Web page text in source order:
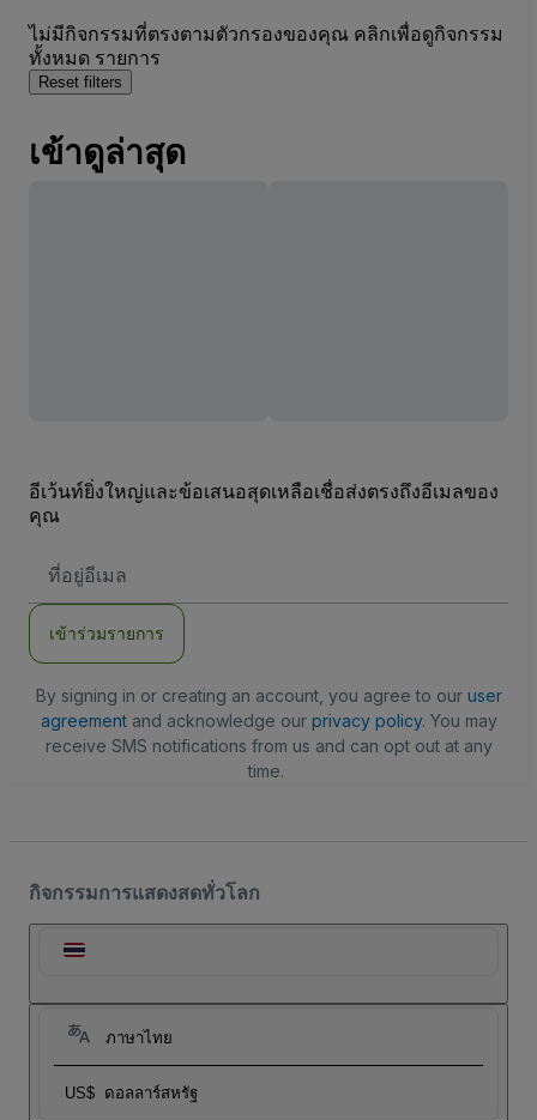
ไม่มีกิจกรรมที่ตรงตามตัวกรองของคุณ คลิกเพื่อดูกิจกรรม
ทั้งหมด รายการ
Reset filters
เข้าดูล่าสุด
อีเว้นท์ยิ่งใหญ่และข้อเสนอสุดเหลือเชื่อส่งตรงถึงอีเมลของ
คุณ
อยู่
เข้าร่วมรายการ
By signing in or creating an account, you agree to our user
agreementand acknowledge our privacy policy. You may
receive SMS notifications from us and can opt out at any
time.
กิจกรรมการแสดงสดทั่วโลก
ภาษาไทย
US$ ดอลลาร์สหรัฐ